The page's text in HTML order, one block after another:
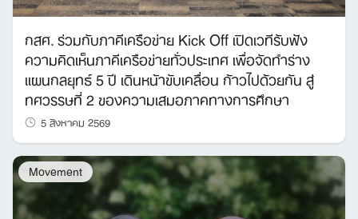
กสศ. ร่วมกับภาคีเครือข่าย Kick Off เปิดเวทีรับฟัง
ความคิดเห็นภาคีเครือข่ายทั่วประเทศ เพื่อจัดทำร่าง
แผนกลยุทธ์ 5 ปี เดินหน้าขับเคลื่อน ก้าวไปด้วยกัน สู่
ทศวรรษที่ 2 ของความเสมอภาคทางการศึกษา
5 สิงหาคม 2569
Movement